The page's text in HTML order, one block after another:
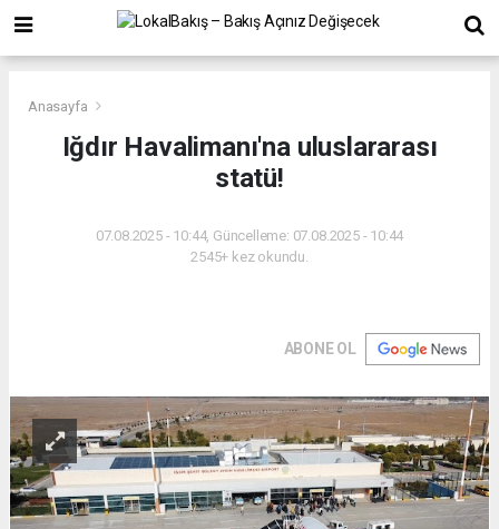
Anasayfa
Iğdır Havalimanı'na uluslararası
statü!
07.08.2025 - 10:44, Güncelleme: 07.08.2025 - 10:44
2545+ kez okundu.
ABONE OL